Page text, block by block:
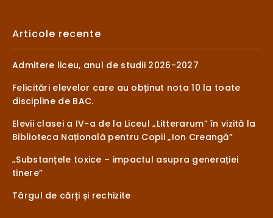
Articole recente
Admitere liceu, anul de studii 2026-2027
Felicitări elevelor care au obținut nota 10 la toate
discipline de BAC.
Elevii clasei a IV-a de la Liceul „Litterarum” în vizită la
Biblioteca Națională pentru Copii „Ion Creangă”
„Substanțele toxice – impactul asupra generației
tinere”
Târgul de cărți și rechizite